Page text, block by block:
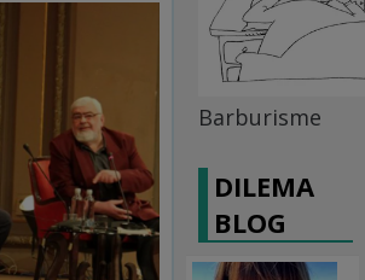
Barburisme
DILEMA
BLOG